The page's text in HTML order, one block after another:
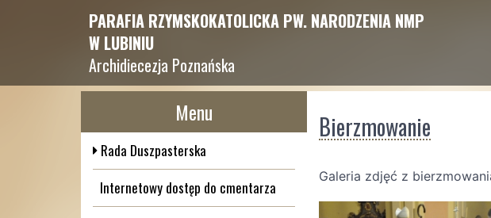
PARAFIA RZYMSKOKATOLICKA PW. NARODZENIA NMP
W LUBINIU
Archidiecezja Poznańska
Menu
Rada Duszpasterska
Internetowy dostęp do cmentarza
Bierzmowanie
Galeria zdjęć z